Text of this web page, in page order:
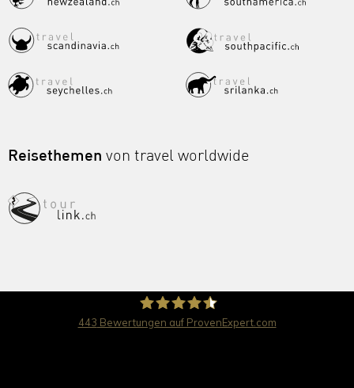
Reisethemen von travel worldwide
443 Bewertungen auf ProvenExpert.com